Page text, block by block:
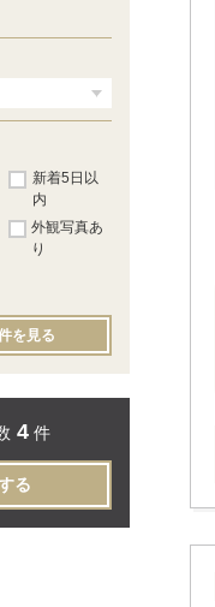
新着5日以
内
外観写真あ
り
を見る
4 件
る